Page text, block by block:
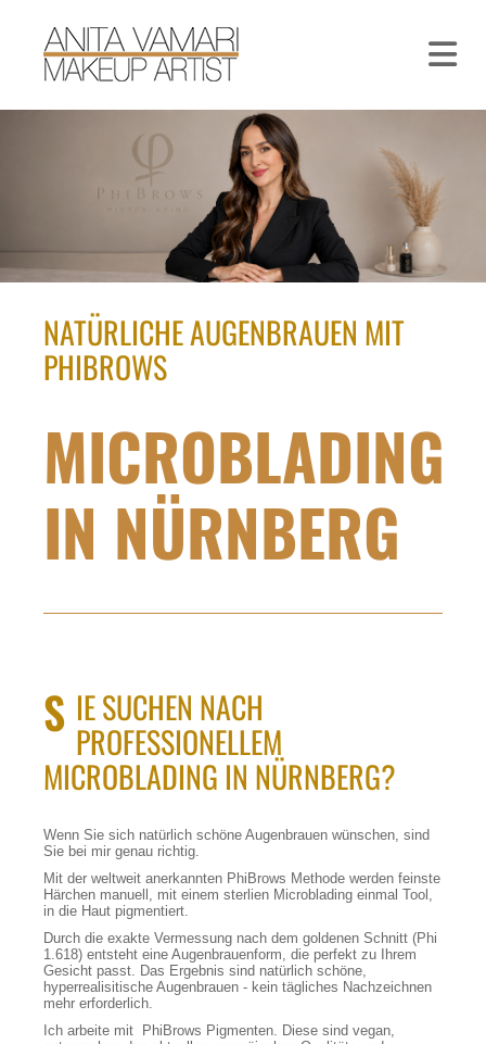
NATÜRLICHE AUGENBRAUEN MIT
PHIBROWS
MICROBLADING
IN NÜRNBERG
S IE SUCHEN NACH
PROFESSIONELLEM
MICROBLADING IN NÜRNBERG?
Wenn Sie sich natürlich schöne Augenbrauen wünschen, sind
Sie bei mir genau richtig.
Mit der weltweit anerkannten PhiBrows Methode werden feinste
Härchen manuell, mit einem sterlien Microblading einmal Tool,
in die Haut pigmentiert.
Durch die exakte Vermessung nach dem goldenen Schnitt (Phi
1.618) entsteht eine Augenbrauenform, die perfekt zu Ihrem
Gesicht passt. Das Ergebnis sind natürlich schöne,
hyperrealisitische Augenbrauen - kein tägliches Nachzeichnen
mehr erforderlich.
Ich arbeite mit PhiBrows Pigmenten. Diese sind vegan,